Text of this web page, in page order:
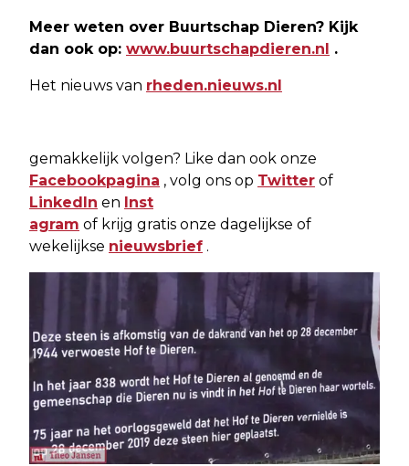
Meer weten over Buurtschap Dieren? Kijk
dan ook op: www.buurtschapdieren.nl .
Het nieuws van rheden.nieuws.nl
gemakkelijk volgen? Like dan ook onze
Facebookpagina , volg ons op Twitter of
LinkedIn en Inst
agram of krijg gratis onze dagelijkse of
wekelijkse nieuwsbrief .